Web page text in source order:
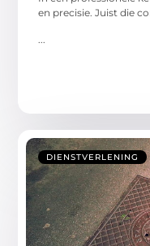
en precisie. Juist die
DIENSTVERLENING